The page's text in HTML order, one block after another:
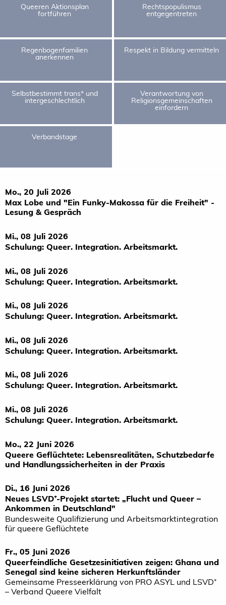
Queeren Aktionsplan
fortführen
Rechtspopulismus
entgegentreten
Regenbogenfamilien
anerkennen
Respekt in Bildung vermitteln
Selbstbestimmt trans* und
intergeschlechtlich
Verantwortung von
Religionsgemeinschaften
einfordern
Verbandstage
Mo., 20 Juli 2026
Max Lobe und "Ein Funky-Makossa für die Freiheit" -
Lesung & Gespräch
Mi., 08 Juli 2026
Schulung: Queer. Integration. Arbeitsmarkt.
Mi., 08 Juli 2026
Schulung: Queer. Integration. Arbeitsmarkt.
Mi., 08 Juli 2026
Schulung: Queer. Integration. Arbeitsmarkt.
Mi., 08 Juli 2026
Schulung: Queer. Integration. Arbeitsmarkt.
Mi., 08 Juli 2026
Schulung: Queer. Integration. Arbeitsmarkt.
Mi., 08 Juli 2026
Schulung: Queer. Integration. Arbeitsmarkt.
Mo., 22 Juni 2026
Queere Geflüchtete: Lebensrealitäten, Schutzbedarfe
und Handlungssicherheiten in der Praxis
Di., 16 Juni 2026
Neues LSVD⁺-Projekt startet: „Flucht und Queer –
Ankommen in Deutschland"
Bundesweite Qualifizierung und Arbeitsmarktintegration
für queere Geflüchtete
Fr., 05 Juni 2026
Queerfeindliche Gesetzesinitiativen zeigen: Ghana und
Senegal sind keine sicheren Herkunftsländer
Gemeinsame Presseerklärung von PRO ASYL und LSVD⁺
– Verband Queere Vielfalt